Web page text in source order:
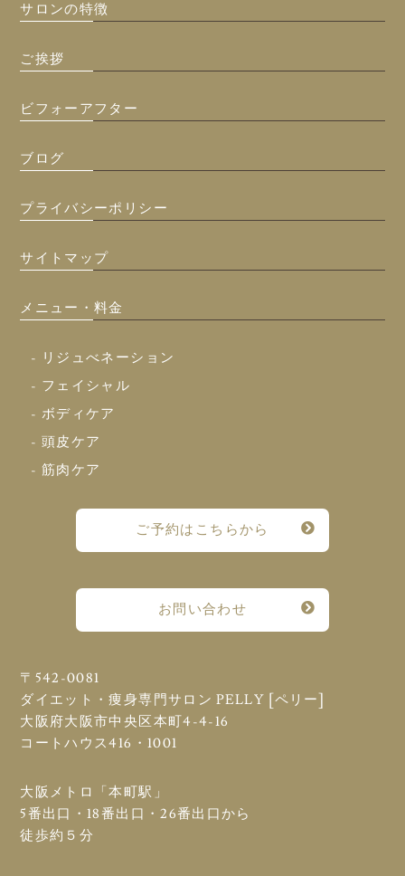
サロンの特徴
ご挨拶
ビフォーアフター
ブログ
プライバシーポリシー
サイトマップ
メニュー・料金
- リジュべネーション
- フェイシャル
- ボディケア
- 頭皮ケア
- 筋肉ケア
ご予約はこちらから
お問い合わせ
〒542-0081
ダイエット・痩身専門サロン PELLY [ペリー]
大阪府大阪市中央区本町4-4-16
コートハウス416・1001
大阪メトロ「本町駅」
5番出口・18番出口・26番出口から
徒歩約５分